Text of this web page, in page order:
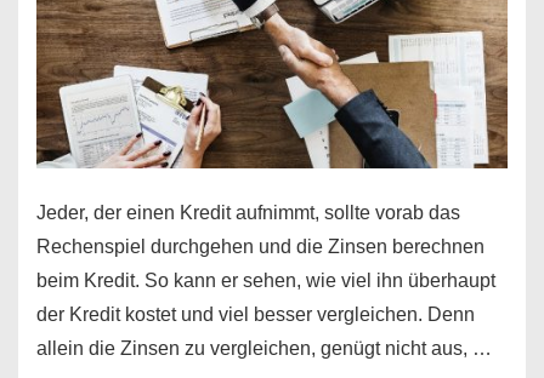
Jeder, der einen Kredit aufnimmt, sollte vorab das
Rechenspiel durchgehen und die Zinsen berechnen
beim Kredit. So kann er sehen, wie viel ihn überhaupt
der Kredit kostet und viel besser vergleichen. Denn
allein die Zinsen zu vergleichen, genügt nicht aus, …